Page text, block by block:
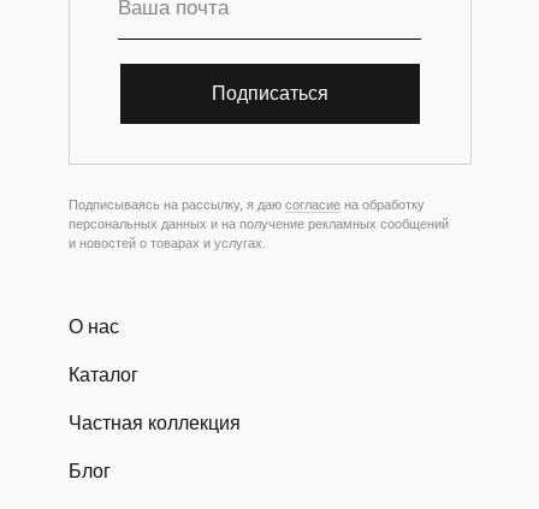
Подписываясь на рассылку, я даю согласие на обработку
персональных данных и на получение рекламных сообщений
и новостей о товарах и услугах.
Каталог
О нас
Блог
Частная коллекция
Подписаться